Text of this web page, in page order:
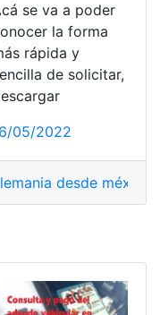
se va a poder
la forma
rápida y
de solicitar,
05/2022
desde méxico